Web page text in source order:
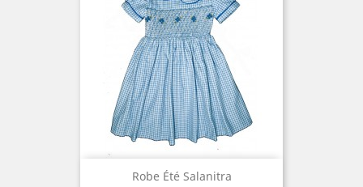
Robe Été Salanitra